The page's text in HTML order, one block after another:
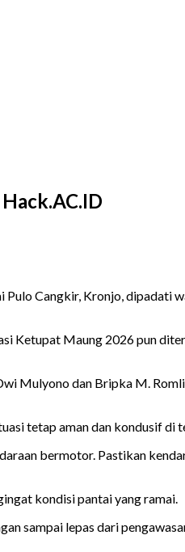
Cangkir, Kronjo, dipadati
Ketupat Maung 2026 pun
Mulyono dan Bripka M.
tetap aman dan kondusif di
bermotor. Pastikan
kondisi pantai yang ramai.
sampai lepas dari